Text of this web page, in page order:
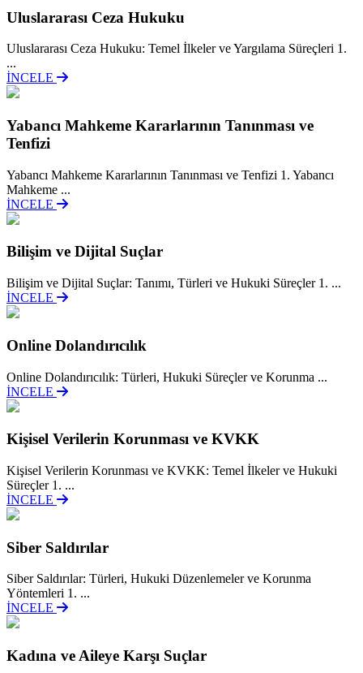
Uluslararası Ceza Hukuku
Uluslararası Ceza Hukuku: Temel İlkeler ve Yargılama Süreçleri 1.
...
İNCELE
Yabancı Mahkeme Kararlarının Tanınması ve
Tenfizi
Yabancı Mahkeme Kararlarının Tanınması ve Tenfizi 1. Yabancı
Mahkeme ...
İNCELE
Bilişim ve Dijital Suçlar
Bilişim ve Dijital Suçlar: Tanımı, Türleri ve Hukuki Süreçler 1. ...
İNCELE
Online Dolandırıcılık
Online Dolandırıcılık: Türleri, Hukuki Süreçler ve Korunma ...
İNCELE
Kişisel Verilerin Korunması ve KVKK
Kişisel Verilerin Korunması ve KVKK: Temel İlkeler ve Hukuki
Süreçler 1. ...
İNCELE
Siber Saldırılar
Siber Saldırılar: Türleri, Hukuki Düzenlemeler ve Korunma
Yöntemleri 1. ...
İNCELE
Kadına ve Aileye Karşı Suçlar